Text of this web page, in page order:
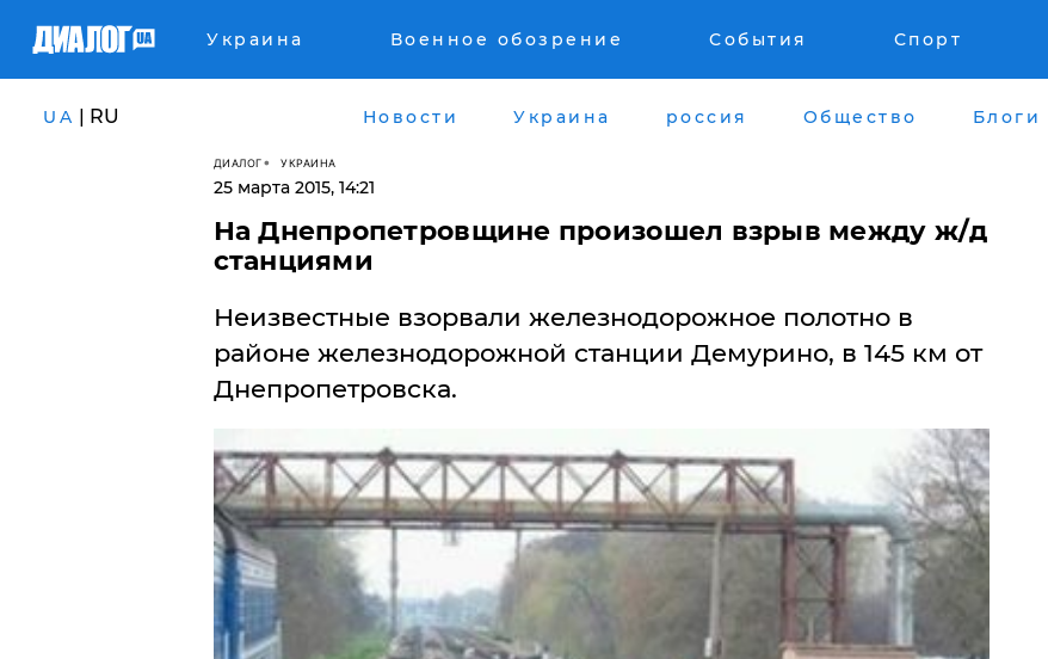
Украина Военное обозрение События Спорт
UA | RU Новости Украина россия Общество Блоги
ДИАЛОГ УКРАИНА
25 марта 2015, 14:21
На Днепропетровщине произошел взрыв между ж/д
станциями
Неизвестные взорвали железнодорожное полотно в
районе железнодорожной станции Демурино, в 145 км от
Днепропетровска.